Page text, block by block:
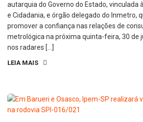
autarquia do Governo do Estado, vinculada
e Cidadania, e órgão delegado do Inmetro,
promover a confiança nas relações de
metrológica na próxima quinta-feira, 30 de
nos radares […]
LEIA MAIS